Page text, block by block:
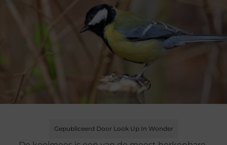
Gepubliceerd Door Look Up In Wonder